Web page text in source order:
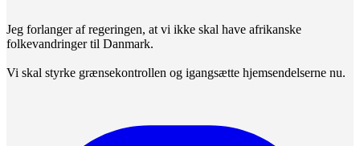
Jeg forlanger af regeringen, at vi ikke skal have afrikanske
folkevandringer til Danmark.
Vi skal styrke grænsekontrollen og igangsætte hjemsendelserne nu.